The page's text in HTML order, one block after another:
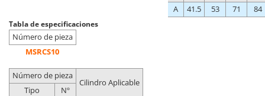
A
41.5 53 71
84
Tabla de especificaciones
Número de pieza
MSRCS10
Número de pieza
Cilindro Aplicable
Tipo Nº